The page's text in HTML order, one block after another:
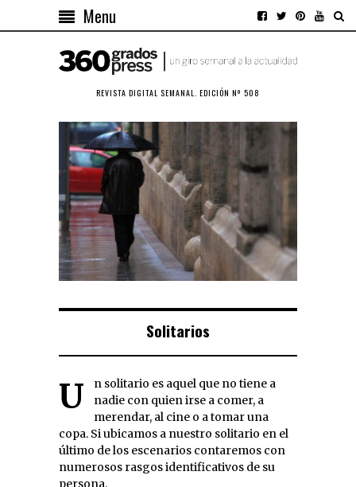
Menu
REVISTA DIGITAL SEMANAL. EDICIÓN Nº 508
Solitarios
Un solitario es aquel que no tiene a
nadie con quien irse a comer, a
merendar, al cine o a tomar una
copa. Si ubicamos a nuestro solitario en el
último de los escenarios contaremos con
numerosos rasgos identificativos de su
persona.